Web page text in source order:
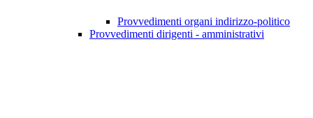
Provvedimenti organi indirizzo-politico
Provvedimenti dirigenti - amministrativi